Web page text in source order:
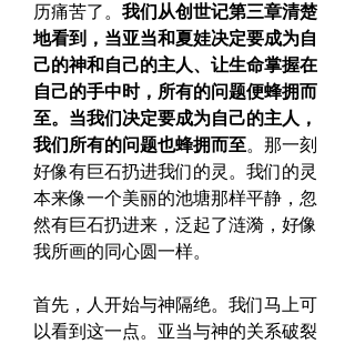
历痛苦了。 我们从创世记第三章清楚
地看到，当亚当和夏娃决定要成为自
己的神和自己的主人、让生命掌握在
自己的手中时，所有的问题便蜂拥而
至。当我们决定要成为自己的主人，
我们所有的问题也蜂拥而至。那一刻
好像有巨石扔进我们的灵。我们的灵
本来像一个美丽的池塘那样平静，忽
然有巨石扔进来，泛起了涟漪，好像
我所画的同心圆一样。
首先，人开始与神隔绝。我们马上可
以看到这一点。亚当与神的关系破裂